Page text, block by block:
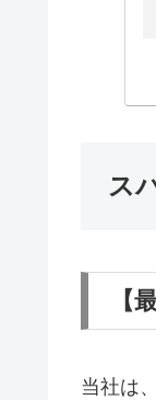
ス
【
当社は